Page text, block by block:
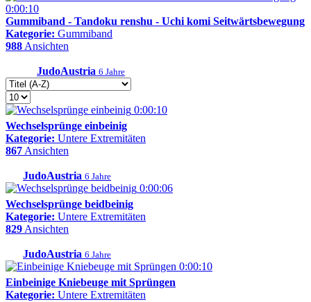
0:00:10
Gummiband - Tandoku renshu - Uchi komi Seitwärtsbewegung
Kategorie: Gummiband
988Ansichten
JudoAustria 6 Jahre
0:00:10
Wechselsprünge einbeinig
Kategorie: Untere Extremitäten
867Ansichten
JudoAustria 6 Jahre
0:00:06
Wechselsprünge beidbeinig
Kategorie: Untere Extremitäten
829Ansichten
JudoAustria 6 Jahre
0:00:10
Einbeinige Kniebeuge mit Sprüngen
Kategorie: Untere Extremitäten